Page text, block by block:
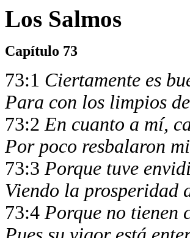
Los Salmos
Capítulo 73
73:1 Ciertamente es
Para con los limpios
73:2En cuanto a mí,
Por poco resbalaron
73:3 Porque tuve
Viendo la prosperidad
73:4 Porque no tienen